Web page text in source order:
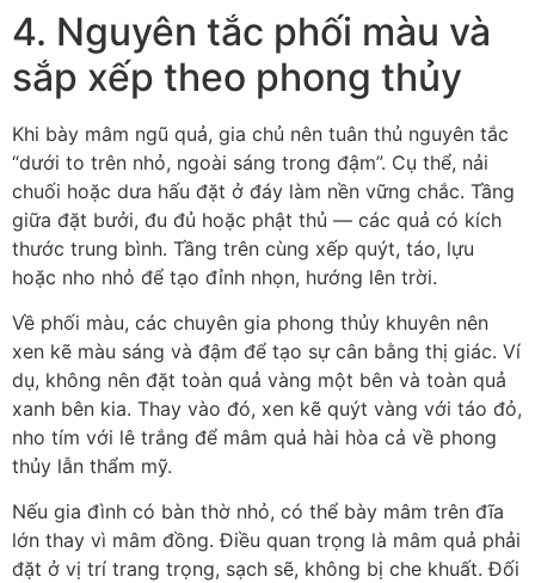
4. Nguyên tắc phối màu và
sắp xếp theo phong thủy
Khi bày mâm ngũ quả, gia chủ nên tuân thủ nguyên tắc
“dưới to trên nhỏ, ngoài sáng trong đậm”. Cụ thể, nải
chuối hoặc dưa hấu đặt ở đáy làm nền vững chắc. Tầng
giữa đặt bưởi, đu đủ hoặc phật thủ — các quả có kích
thước trung bình. Tầng trên cùng xếp quýt, táo, lựu
hoặc nho nhỏ để tạo đỉnh nhọn, hướng lên trời.
Về phối màu, các chuyên gia phong thủy khuyên nên
xen kẽ màu sáng và đậm để tạo sự cân bằng thị giác. Ví
dụ, không nên đặt toàn quả vàng một bên và toàn quả
xanh bên kia. Thay vào đó, xen kẽ quýt vàng với táo đỏ,
nho tím với lê trắng để mâm quả hài hòa cả về phong
thủy lẫn thẩm mỹ.
Nếu gia đình có bàn thờ nhỏ, có thể bày mâm trên đĩa
lớn thay vì mâm đồng. Điều quan trọng là mâm quả phải
đặt ở vị trí trang trọng, sạch sẽ, không bị che khuất. Đối